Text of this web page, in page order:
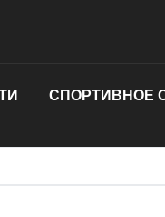
СПОРТИВНОЕ